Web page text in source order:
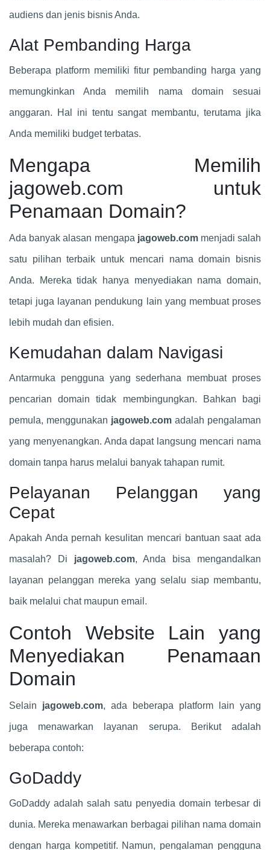
audiens dan jenis bisnis Anda.
Alat Pembanding Harga
Beberapa platform memiliki fitur pembanding harga yang
memungkinkan Anda memilih nama domain sesuai
anggaran. Hal ini tentu sangat membantu, terutama jika
Anda memiliki budget terbatas.
Mengapa Memilih
jagoweb.com untuk
Penamaan Domain?
Ada banyak alasan mengapa jagoweb.commenjadi salah
satu pilihan terbaik untuk mencari nama domain bisnis
Anda. Mereka tidak hanya menyediakan nama domain,
tetapi juga layanan pendukung lain yang membuat proses
lebih mudah dan efisien.
Kemudahan dalam Navigasi
Antarmuka pengguna yang sederhana membuat proses
pencarian domain tidak membingungkan. Bahkan bagi
pemula, menggunakan jagoweb.com adalah pengalaman
yang menyenangkan. Anda dapat langsung mencari nama
domain tanpa harus melalui banyak tahapan rumit.
Pelayanan Pelanggan yang
Cepat
Apakah Anda pernah kesulitan mencari bantuan saat ada
masalah? Di jagoweb.com, Anda bisa mengandalkan
layanan pelanggan mereka yang selalu siap membantu,
baik melalui chat maupun email.
Contoh Website Lain yang
Menyediakan Penamaan
Domain
Selain jagoweb.com, ada beberapa platform lain yang
juga menawarkan layanan serupa. Berikut adalah
beberapa contoh:
GoDaddy
GoDaddy adalah salah satu penyedia domain terbesar di
dunia. Mereka menawarkan berbagai pilihan nama domain
dengan harga kompetitif. Namun, pengalaman pengguna